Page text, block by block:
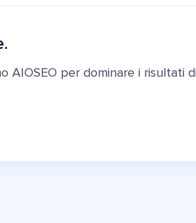
AIOSEO per dominare i risultati